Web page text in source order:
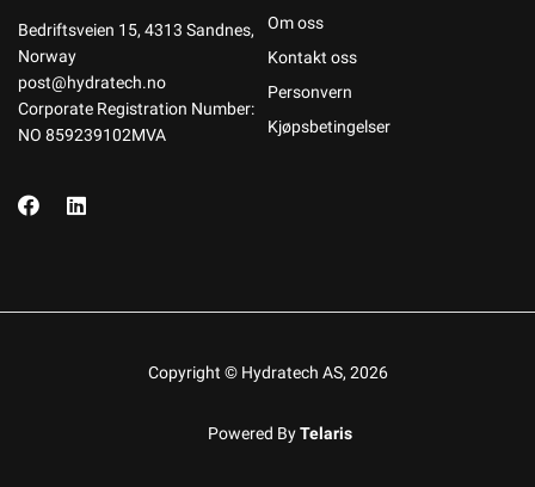
Bedriftsveien 15, 4313 Sandnes,
Norway
post@hydratech.no
Corporate Registration Number:
NO 859239102MVA
Om oss
Kontakt oss
Personvern
Kjøpsbetingelser
Copyright © Hydratech AS, 2026
Powered ByTelaris